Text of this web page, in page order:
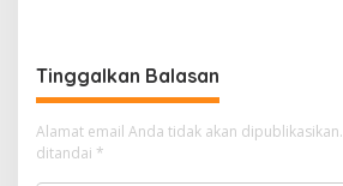
Tinggalkan Balasan
Alamat email Anda tidak akan dipublikasikan.
ditandai *